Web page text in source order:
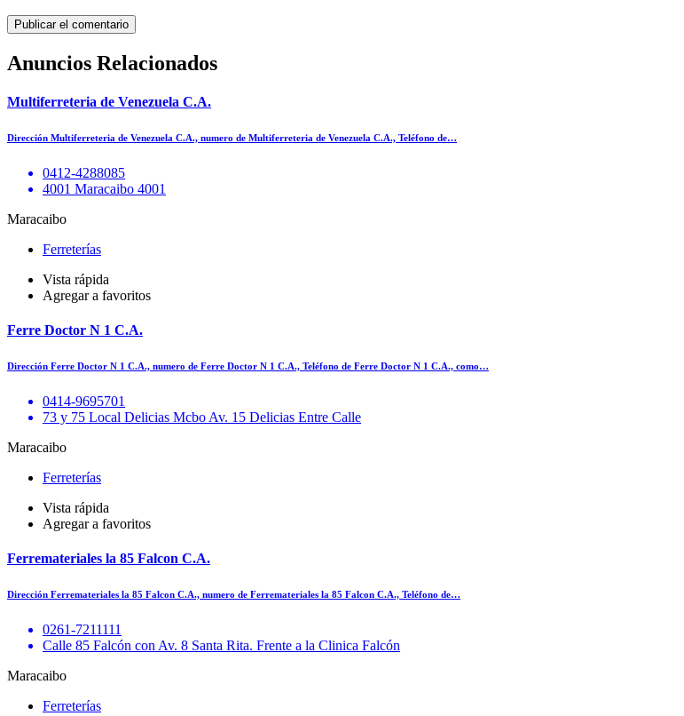
Anuncios Relacionados
Multiferreteria de Venezuela C.A.
Dirección Multiferreteria de Venezuela C.A., numero de Multiferreteria de Venezuela C.A., Teléfono de…
0412-4288085
4001 Maracaibo 4001
Maracaibo
Ferreterías
Vista rápida
Agregar a favoritos
Ferre Doctor N 1 C.A.
Dirección Ferre Doctor N 1 C.A., numero de Ferre Doctor N 1 C.A., Teléfono de Ferre Doctor N 1 C.A., como…
0414-9695701
73 y 75 Local Delicias Mcbo Av. 15 Delicias Entre Calle
Maracaibo
Ferreterías
Vista rápida
Agregar a favoritos
Ferremateriales la 85 Falcon C.A.
Dirección Ferremateriales la 85 Falcon C.A., numero de Ferremateriales la 85 Falcon C.A., Teléfono de…
0261-7211111
Calle 85 Falcón con Av. 8 Santa Rita. Frente a la Clinica Falcón
Maracaibo
Ferreterías